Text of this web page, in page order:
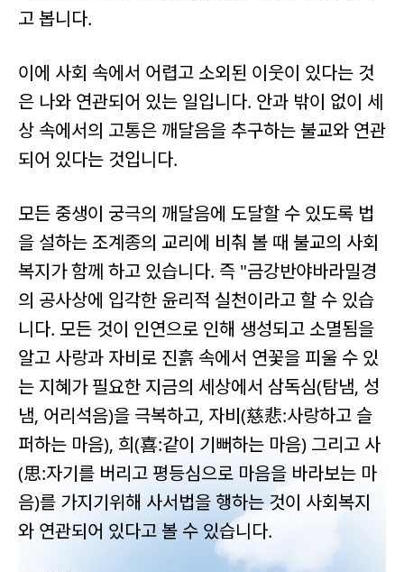
고 봅니다.
이에 사회 속에서 어렵고 소외된 이웃이 있다는 것
은 나와 연관되어 있는 일입니다. 안과 밖이 없이 세
상 속에서의 고통은 깨달음을 추구하는 불교와 연관
되어 있다는 것입니다.
모든 중생이 궁극의 깨달음에 도달할 수 있도록 법
을 설하는 조계종의 교리에 비춰 볼 때 불교의 사회
복지가 함께 하고 있습니다. 즉 "금강반야바라밀경
의 공사상에 입각한 윤리적 실천이라고 할 수 있습
니다. 모든 것이 인연으로 인해 생성되고 소멸됨을
알고 사랑과 자비로 진흙 속에서 연꽃을 피울 수 있
는 지혜가 필요한 지금의 세상에서 삼독심(탐냄, 성
냄, 어리석음)을 극복하고, 자비(慈悲:사랑하고 슬
퍼하는 마음), 희(喜:같이 기뻐하는 마음) 그리고 사
(思:자기를 버리고 평등심으로 마음을 바라보는 마
음)를 가지기위해 사서법을 행하는 것이 사회복지
와 연관되어 있다고 볼 수 있습니다.